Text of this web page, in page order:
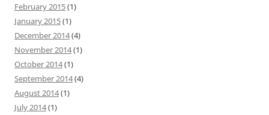
February 2015(1)
January 2015(1)
December 2014(4)
November 2014(1)
October 2014(1)
September 2014(4)
August 2014(1)
July 2014(1)